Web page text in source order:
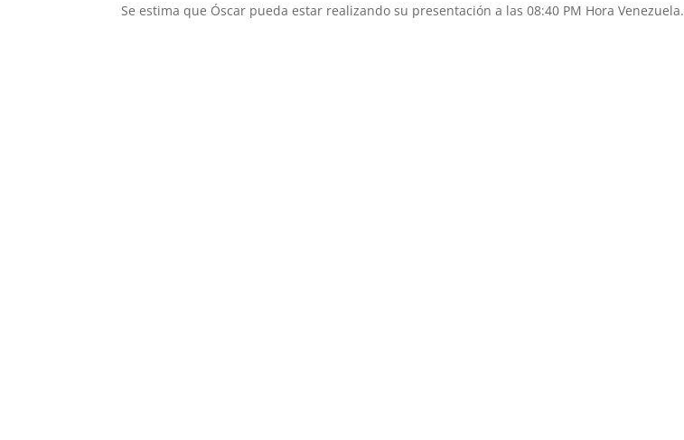
Se estima que Óscar pueda estar realizando su presentación a las 08:40 PM Hora Venezuela.